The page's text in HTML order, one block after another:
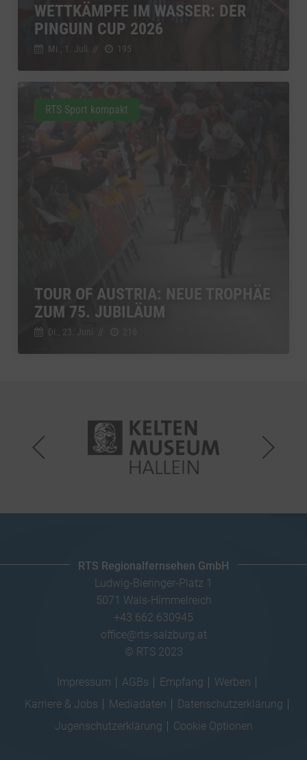
WETTKÄMPFE IM WASSER: DER
PINGUIN CUP 2026
Mi., 1. Juli // 195
TOUR OF AUSTRIA: NEUE TROPHÄE
ZUM 75. JUBILÄUM
Di., 23. Juni
RTS Sport kompakt
RTS Regionalfernsehen GmbH
Ludwig-Bieringer-Platz 1
5071 Wals-Himmelreich
+43 662 630945
office@rts-salzburg.at
© RTS 2023
Impressum AGBs Empfang
Werben
Karriere & Jobs
Mediadaten
Datenschutzerklärung
Jugenschutzerklärung
Cookie Optionen